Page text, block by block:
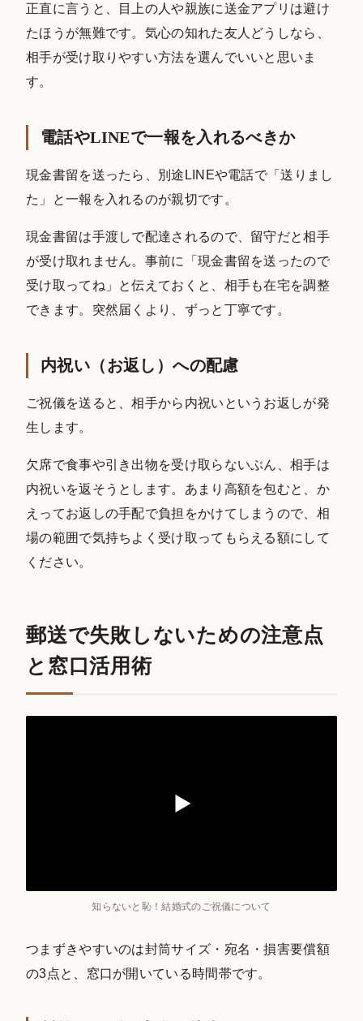
正直に言うと、目上の人や親族に送金アプリは避け
たほうが無難です。気心の知れた友人どうしなら、
相手が受け取りやすい方法を選んでいいと思いま
す。
電話やLINEで一報を入れるべきか
現金書留を送ったら、別途LINEや電話で「送りまし
た」と一報を入れるのが親切です。
現金書留は手渡しで配達されるので、留守だと相手
が受け取れません。事前に「現金書留を送ったので
受け取ってね」と伝えておくと、相手も在宅を調整
できます。突然届くより、ずっと丁寧です。
内祝い（お返し）への配慮
ご祝儀を送ると、相手から内祝いというお返しが発
生します。
欠席で食事や引き出物を受け取らないぶん、相手は
内祝いを返そうとします。あまり高額を包むと、か
えってお返しの手配で負担をかけてしまうので、相
場の範囲で気持ちよく受け取ってもらえる額にして
ください。
郵送で失敗しないための注意点
と窓口活用術
知らないと恥！結婚式のご祝儀について
つまずきやすいのは封筒サイズ・宛名・損害要償額
の3点と、窓口が開いている時間帯です。